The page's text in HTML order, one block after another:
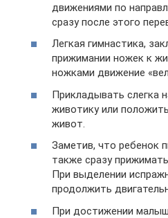
движениями по
сразу после этого
Легкая гимнастика,
прижимании ножек к
ножками движение
Прикладывать слегка
животику или
живот.
Заметив, что ребенок
также сразу
При выделении
продолжить
При достижении